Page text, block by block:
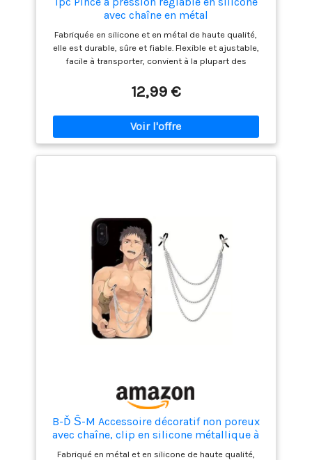
avec chaîne en métal
Fabriquée en silicone et en métal de haute qualité,
elle est durable, sûre et fiable. Flexible et ajustable,
facile à transporter, convient à la plupart des
confortable à utiliser, sans danger pour la peau. La
belle pince en silicone est très attrayante. C'est un
cadeau parfait pour les jeux de rôle.
12,99 €
B-Ď Ŝ-M Accessoire décoratif non poreux
avec chaîne, clip en silicone métallique à
pression réglable
Fabriqué en métal et en silicone de haute qualité,